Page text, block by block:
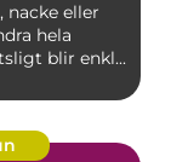
nacke eller
hela
blir enkl...